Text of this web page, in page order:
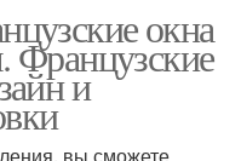
окна
Французские
и